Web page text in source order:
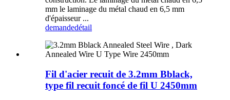
mm le laminage du métal chaud en 6,5 mm
d'épaisseur ...
demandedétail
Fil d'acier recuit de 3.2mm Bblack,
type fil recuit foncé de fil U 2450mm